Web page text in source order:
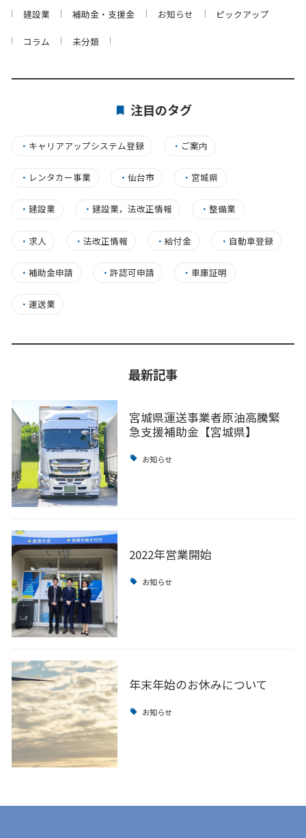
建設業 補助金・支援金 お知らせ ピックアップ
コラム 未分類
注目のタグ
・ キャリアアップシステム登録 ・ ご案内
・ レンタカー事業 ・仙台市 ・ 宮城県
・ 建設業 ・建設業，法改正情報 ・整備業
・ 求人 ・法改正情報 ・給付金 ・ 自動車登録
・ 補助金申請 ・許認可申請 ・ 車庫証明
・ 運送業
最新記事
宮城県運送事業者原油高騰緊
急支援補助金【宮城県】
お知らせ
2022年営業開始
お知らせ
年末年始のお休みについて
お知らせ